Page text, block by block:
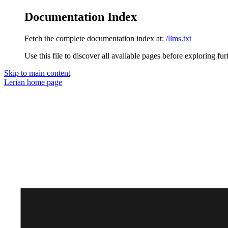
Documentation Index
Fetch the complete documentation index at: /llms.txt
Use this file to discover all available pages before exploring
Skip to main content
Lerian home page